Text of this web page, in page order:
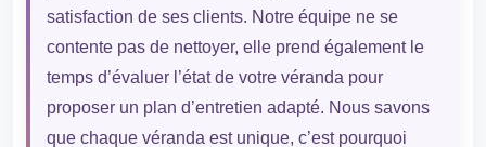
satisfaction de ses clients. Notre équipe ne se
contente pas de nettoyer, elle prend également le
temps d’évaluer l’état de votre véranda pour
proposer un plan d’entretien adapté. Nous savons
que chaque véranda est unique, c’est pourquoi